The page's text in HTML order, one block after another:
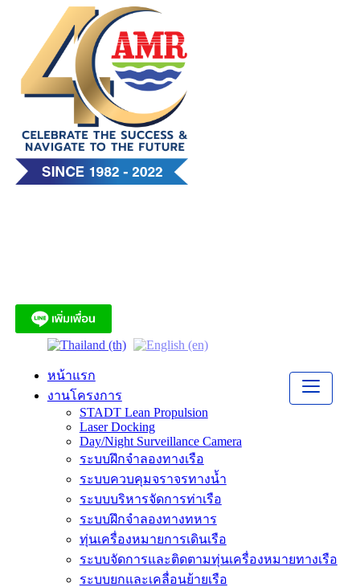
หน้าแรก
งานโครงการ
STADT Lean Propulsion
Laser Docking
Day/Night Surveillance Camera
ระบบฝึกจำลองทางเรือ
ระบบควบคุมจราจรทางน้ำ
ระบบบริหารจัดการท่าเรือ
ระบบฝึกจำลองทางทหาร
ทุ่นเครื่องหมายการเดินเรือ
ระบบจัดการและติดตามทุ่นเครื่องหมายทางเรือ
ระบบยกและเคลื่อนย้ายเรือ